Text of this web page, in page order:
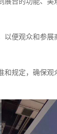
便观众和参
规定，确保